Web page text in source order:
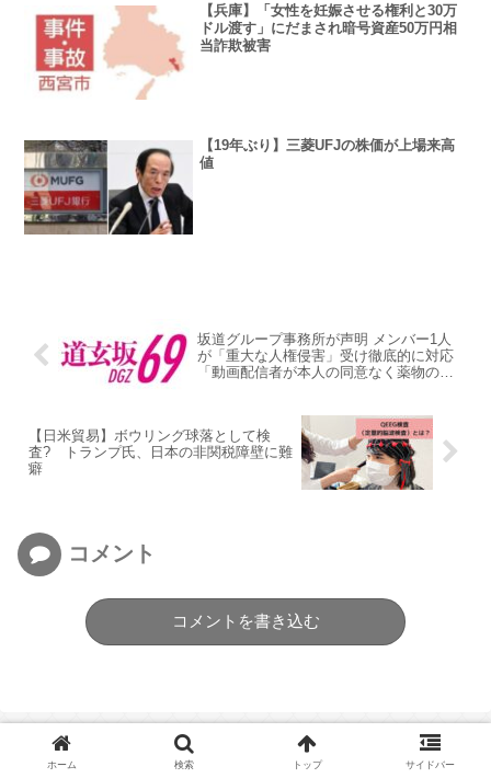
【兵庫】「女性を妊娠させる権利と30万
ドル渡す」にだまされ暗号資産50万円相
当詐欺被害
【19年ぶり】三菱UFJの株価が上場来高
値
坂道グループ事務所が声明 メンバー1人
が「重大な人権侵害」受け徹底的に対応
「動画配信者が本人の同意なく薬物のよ
【日米貿易】ボウリング球落として検
査? トランプ氏、日本の非関税障壁に難
癖
コメント
コメントを書き込む
ホーム 検索 トップ サイドバー